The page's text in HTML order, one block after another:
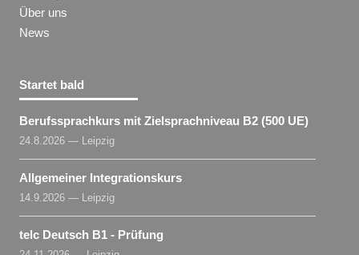
Über uns
News
Startet bald
Berufssprachkurs mit Zielsprachniveau B2 (500 UE)
24.8.2026 — Leipzig
Allgemeiner Integrationskurs
14.9.2026 — Leipzig
telc Deutsch B1 - Prüfung